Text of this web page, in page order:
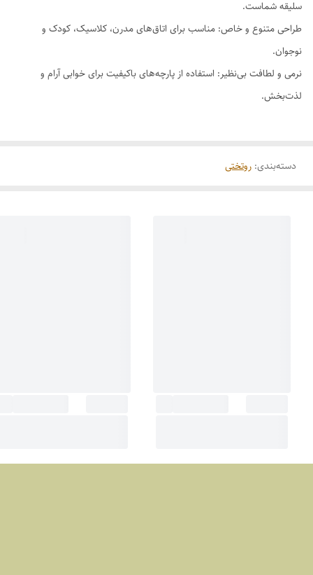
سلیقه شماست.
طراحی متنوع و خاص: مناسب برای اتاق‌های مدرن، کلاسیک، کودک و
نوجوان.
نرمی و لطافت بی‌نظیر: استفاده از پارچه‌های باکیفیت برای خوابی آرام و
لذت‌بخش.
دسته‌بندی: روتختی